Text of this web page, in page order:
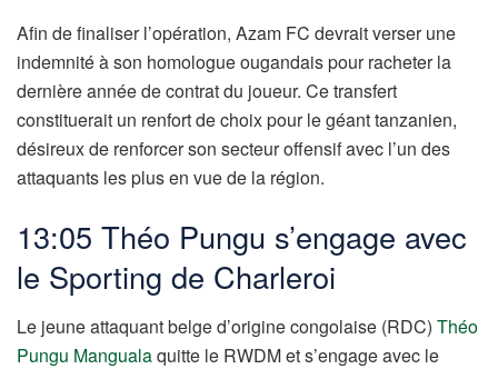
Afin de finaliser l’opération, Azam FC devrait verser une
indemnité à son homologue ougandais pour racheter la
dernière année de contrat du joueur. Ce transfert
constituerait un renfort de choix pour le géant tanzanien,
désireux de renforcer son secteur offensif avec l’un des
attaquants les plus en vue de la région.
13:05 Théo Pungu s’engage avec
le Sporting de Charleroi
Le jeune attaquant belge d’origine congolaise (RDC) Théo
Pungu Mangualaquitte le RWDM et s’engage avec le